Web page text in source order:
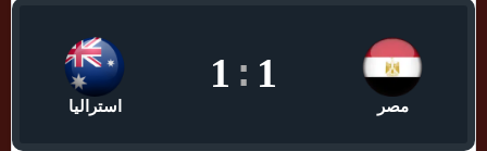
مصر
1
:
1
استراليا